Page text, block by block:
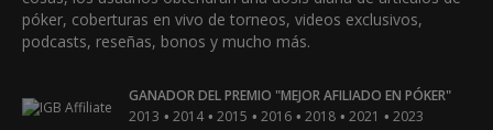
póker, coberturas en vivo de torneos, videos exclusivos,
podcasts, reseñas, bonos y mucho más.
GANADOR DEL PREMIO "MEJOR AFILIADO EN PÓKER"
2013 • 2014 • 2015 • 2016 • 2018 • 2021 • 2023